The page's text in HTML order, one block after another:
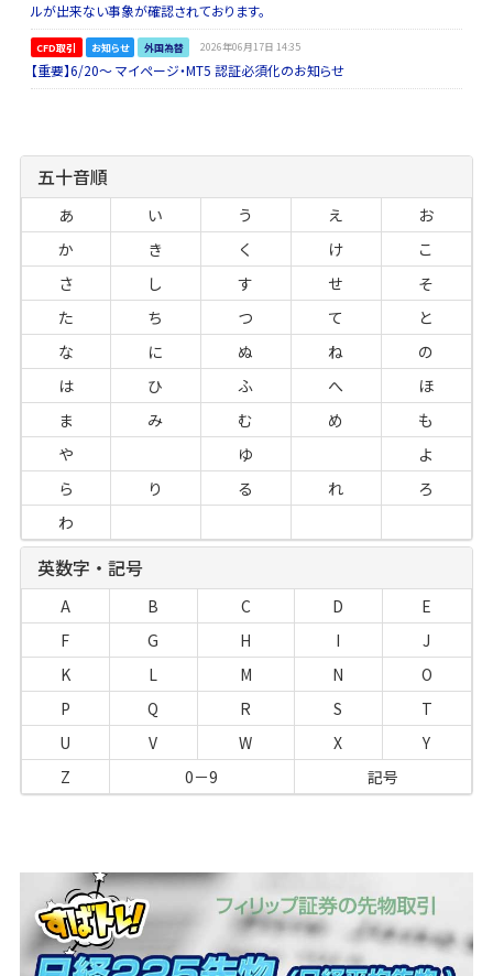
ルが出来ない事象が確認されております。
CFD取引 お知らせ 外国為替 2026年06月17日 14:35
【重要】6/20～ マイページ・MT5 認証必須化のお知らせ
五十音順
あ い う え
お
か
き く け
こ
さ
し す せ
そ
た
ち つ て
と
な
に ぬ ね
の
は
ひ ふ へ
ほ
ま
み む め
も
や
ゆ
よ
ら
り る れ
ろ
わ
英数字・記号
A B C D
E
F
G H I
J
K
L M N
O
P
Q R S
T
U
V W X
Y
Z
0－9 記号